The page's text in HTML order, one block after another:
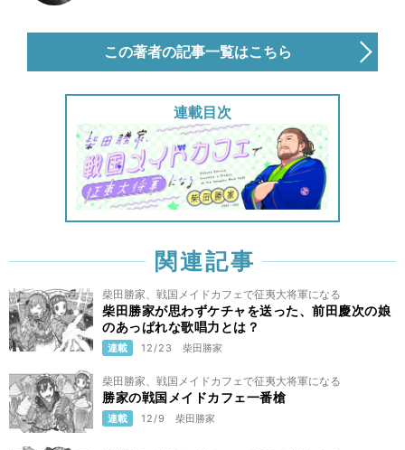
この著者の記事一覧はこちら
連載目次
関連記事
柴田勝家、戦国メイドカフェで征夷大将軍になる
柴田勝家が思わずケチャを送った、前田慶次の娘
のあっぱれな歌唱力とは？
連載 12/23 柴田勝家
柴田勝家、戦国メイドカフェで征夷大将軍になる
勝家の戦国メイドカフェ一番槍
連載 12/9 柴田勝家